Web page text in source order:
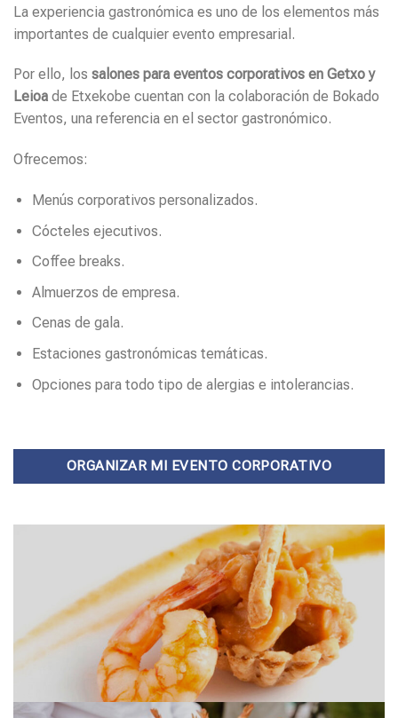
La experiencia gastronómica es uno de los elementos más
importantes de cualquier evento empresarial.
Por ello, los salones para eventos corporativos en Getxo y
Leioa de Etxekobe cuentan con la colaboración de Bokado
Eventos, una referencia en el sector gastronómico.
Ofrecemos:
Menús corporativos personalizados.
Cócteles ejecutivos.
Coffee breaks.
Almuerzos de empresa.
Cenas de gala.
Estaciones gastronómicas temáticas.
Opciones para todo tipo de alergias e intolerancias.
ORGANIZAR MI EVENTO CORPORATIVO